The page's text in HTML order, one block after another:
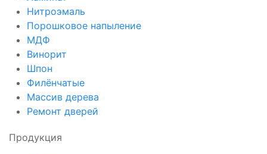
Нитроэмаль
Порошковое напыление
МДФ
Винорит
Шпон
Филёнчатые
Массив дерева
Ремонт дверей
Продукция